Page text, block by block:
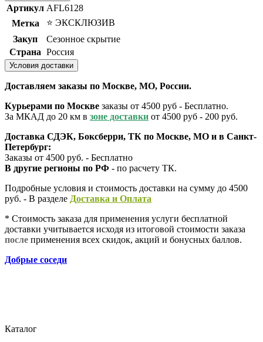
Артикул AFL6128
Метка
⭐️ ЭКСКЛЮЗИВ
Закуп
Сезонное скрытие
Страна Россия
Условия доставки
Доставляем заказы по Москве, МО, России.
Курьерами по Москве заказы от 4500 руб - Бесплатно.
За МКАД до 20 км в зоне доставки от 4500 руб - 200 руб.
Доставка СДЭК, Боксберри, ТК по Москве, МО и в Санкт-
Петербург:
Заказы от 4500 руб. - Бесплатно
В другие регионы по РФ - по расчету ТК.
Подробные условия и стоимость доставки на сумму до 4500
руб. - В разделе Доставка и Оплата
* Стоимость заказа для применения услуги бесплатной
доставки учитывается исходя из итоговой стоимости заказа
после применения всех скидок, акций и бонусных баллов.
Добрые соседи
Каталог